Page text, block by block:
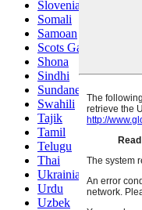
Slovenian
Somali
Samoan
Scots Gaelic
Shona
Sindhi
Sundanese
Swahili
Tajik
Tamil
Telugu
Thai
Ukrainian
Urdu
Uzbek